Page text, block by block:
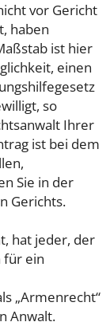
vor Gericht
haben
ist hier
einen
so
Ihrer
ist bei dem
Sie in der
Gerichts.
hat jeder, der
für ein
„Armenrecht“
Anwalt.